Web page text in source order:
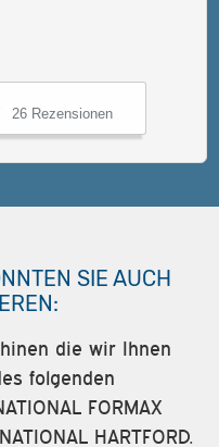
26 Rezensionen
SIE AUCH
die wir Ihnen
folgenden
FORMAX
HARTFORD.